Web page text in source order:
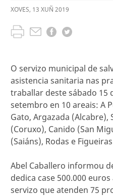
XOVES, 13 XUÑ 2019
O servizo municipal de
asistencia sanitaria nas
traballar deste sábado 15
setembro en 10 areais: A
Gato, Argazada (Alcabre),
(Coruxo), Canido (San
(Saiáns), Rodas e
Abel Caballero informou
dedica case 500.000
servizo que atenden 75